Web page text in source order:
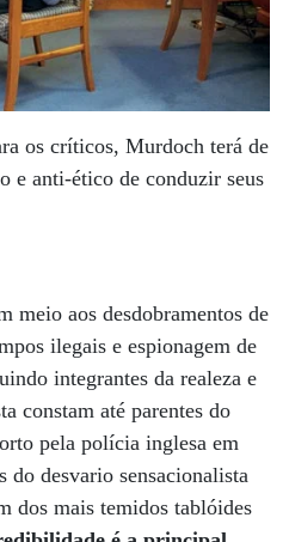
os críticos, Murdoch terá de
e anti-ético de conduzir seus
meio aos desdobramentos de
ilegais e espionagem de
integrantes da realeza e
constam até parentes do
pela polícia inglesa em
desvario sensacionalista
dos mais temidos tablóides